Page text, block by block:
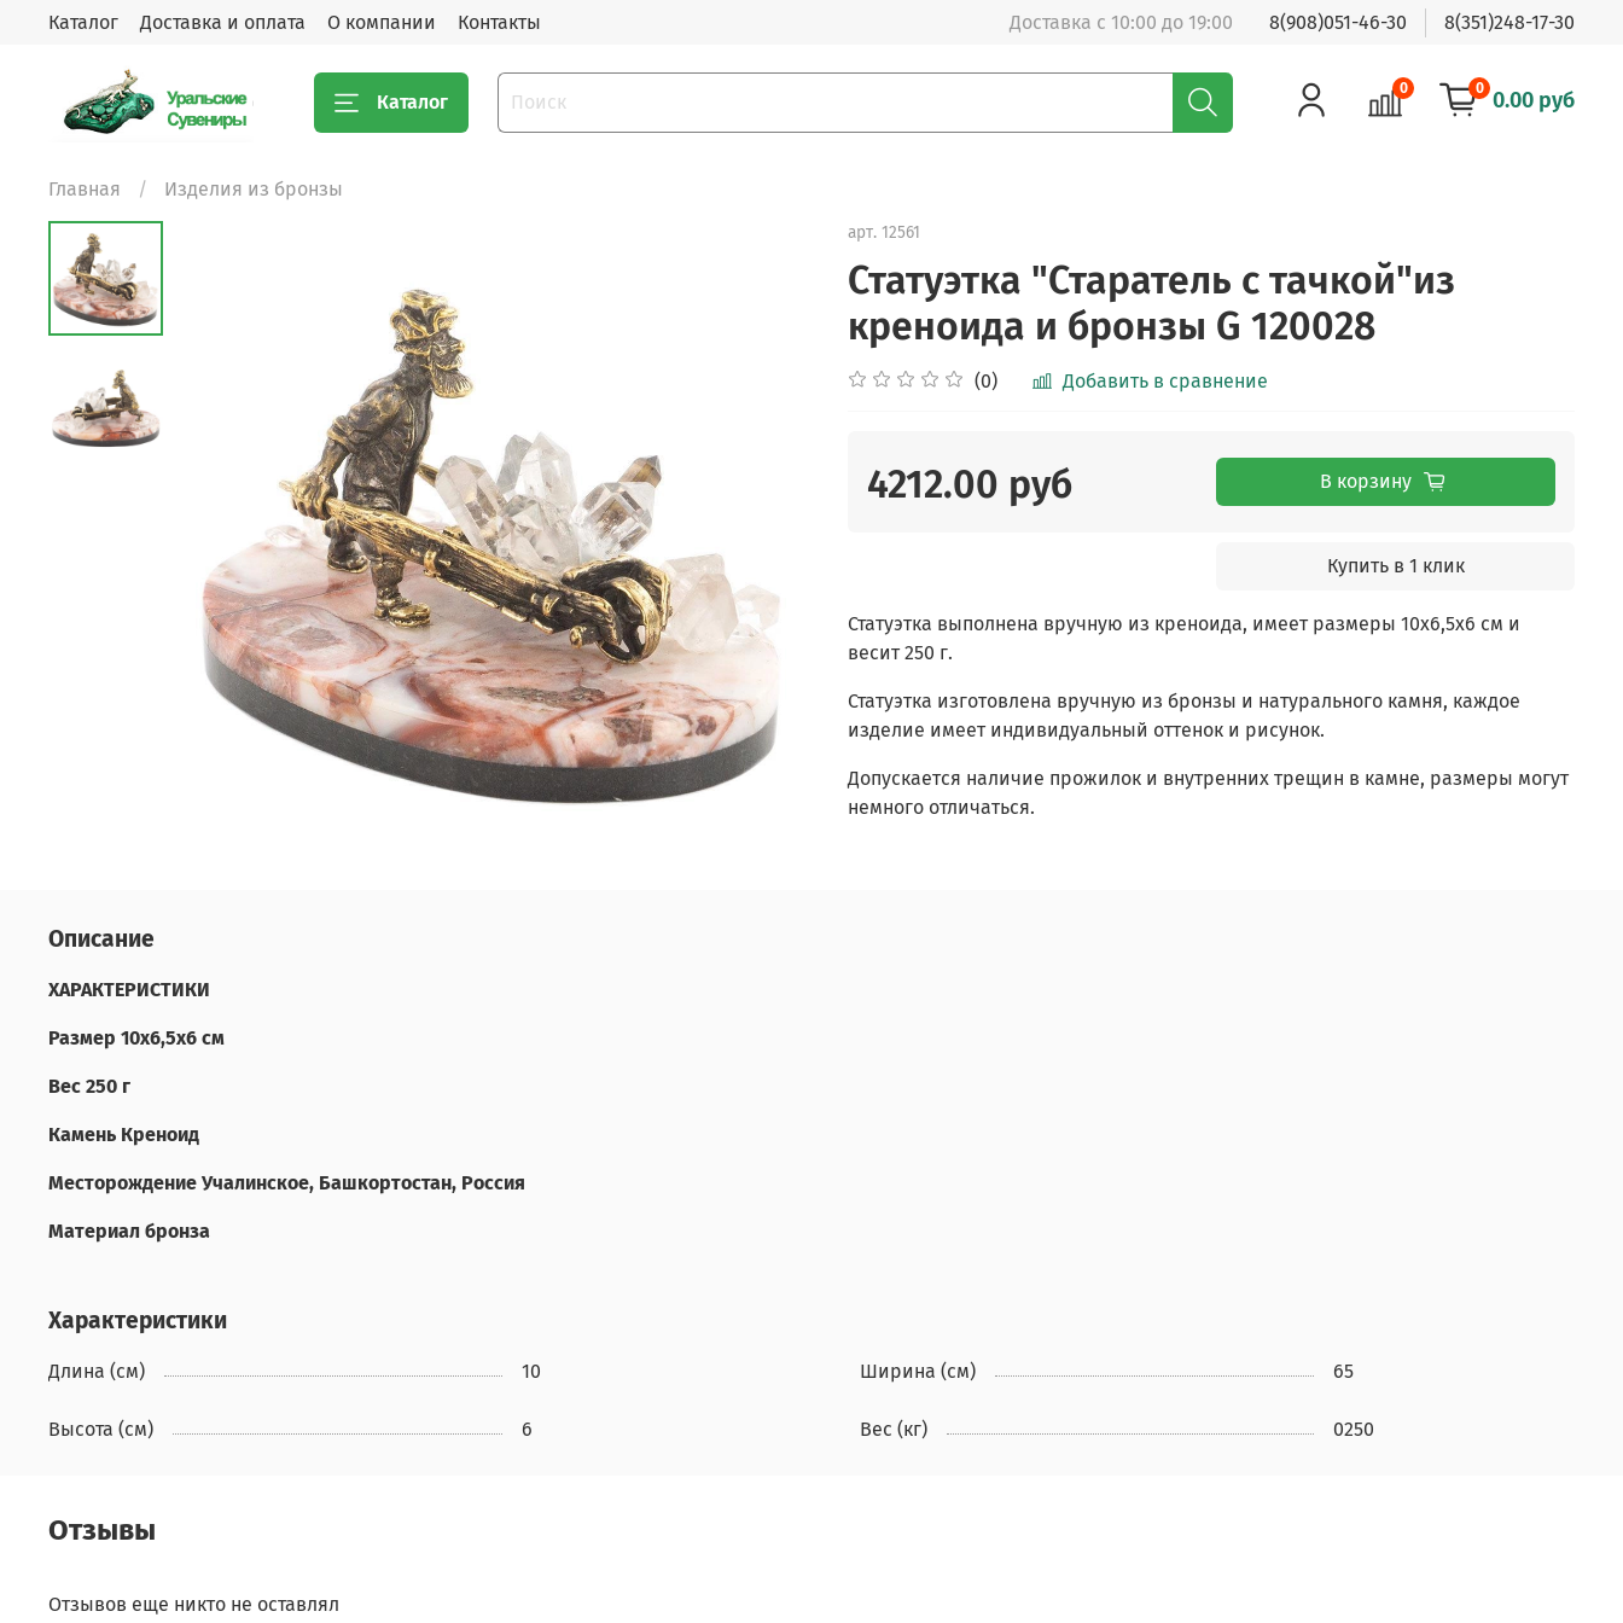
Каталог Доставка и оплата О компании Контакты Доставка с 10:00 до 19:00 8(908)051-46-30 8(351)248-17-30
Каталог
0 0 0.00 руб
Главная Изделия из бронзы
арт. 12561
Статуэтка "Старатель с тачкой"из
креноида и бронзы G 120028
(0) Добавить в сравнение
4212.00 руб В корзину
Купить в 1 клик
Статуэтка выполнена вручную из креноида, имеет размеры 10x6,5x6 см и
весит 250 г.
Статуэтка изготовлена вручную из бронзы и натурального камня, каждое
изделие имеет индивидуальный оттенок и рисунок.
Допускается наличие прожилок и внутренних трещин в камне, размеры могут
немного отличаться.
Описание
ХАРАКТЕРИСТИКИ
Размер 10x6,5x6 см
Вес 250 г
Камень Креноид
Месторождение Учалинское, Башкортостан, Россия
Материал бронза
Характеристики
Длина (см) 10 Ширина (см) 65
Высота (см) 6 Вес (кг) 0250
Отзывы
Отзывов еще никто не оставлял